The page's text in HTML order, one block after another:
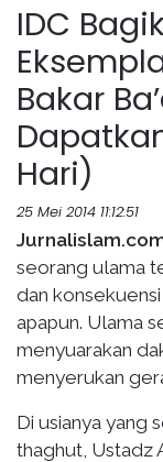
IDC
Bakar
Hari)
25 Mei 2014 11:12:51
seorang ulama
dan
apapun. Ulama
menyuarakan
menyerukan
Di usianya yang
thaghut, Ustadz